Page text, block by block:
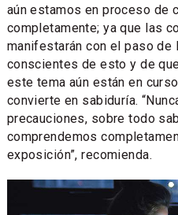
aún estamos en proceso de
completamente; ya que las
manifestarán con el paso de
conscientes de esto y de
este tema aún están en
convierte en sabiduría.
precauciones, sobre todo
comprendemos
exposición”, recomienda.